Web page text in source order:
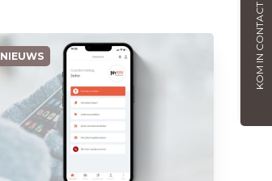
KOM IN CONTACT
NIEUWS